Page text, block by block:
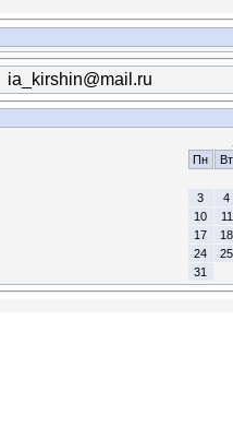
ia_kirshin@mail.ru
Пн
Вт
3
4
10
11
17
18
24
25
31